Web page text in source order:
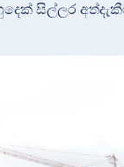
සිල්ලර